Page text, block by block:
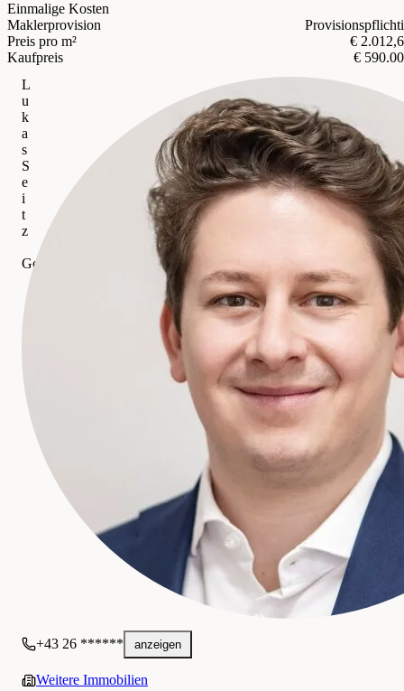
Einmalige Kosten
Maklerprovision
Preis pro m²
€
Kaufpreis
€
L
u
k
a
s
S
e
i
t
z
Schwarzataler Immobilien Treuhandgesellschaft m.b.H
Gewerblich
+43 26 ****** anzeigen
Weitere Immobilien